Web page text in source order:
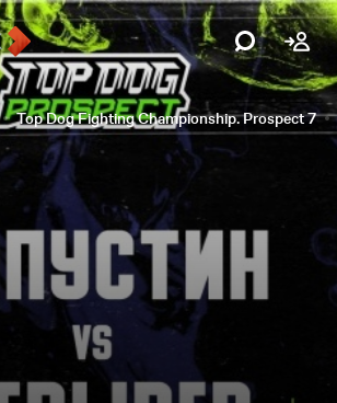
Top Dog Fighting Championship. Prospect 7